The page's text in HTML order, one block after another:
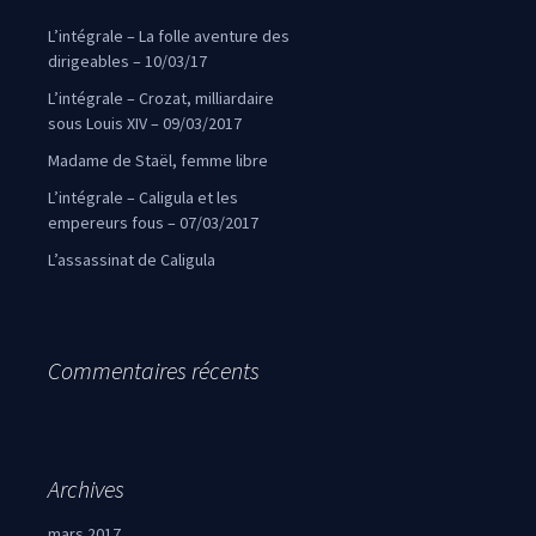
L’intégrale – La folle aventure des
dirigeables – 10/03/17
L’intégrale – Crozat, milliardaire
sous Louis XIV – 09/03/2017
Madame de Staël, femme libre
L’intégrale – Caligula et les
empereurs fous – 07/03/2017
L’assassinat de Caligula
Commentaires récents
Archives